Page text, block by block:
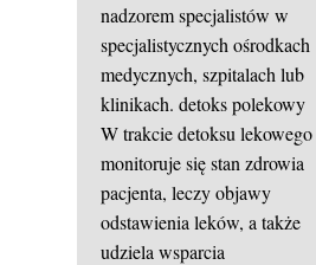
nadzorem specjalistów w
specjalistycznych ośrodkach
medycznych, szpitalach lub
klinikach. detoks polekowy
W trakcie detoksu lekowego
monitoruje się stan zdrowia
pacjenta, leczy objawy
odstawienia leków, a także
udziela wsparcia